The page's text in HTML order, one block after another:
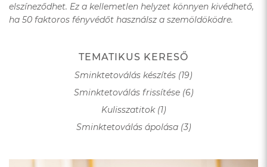
elszíneződhet. Ez a kellemetlen helyzet könnyen kivédhető,
ha 50 faktoros fényvédőt használsz a szemöldöködre.
TEMATIKUS KERESŐ
Sminktetoválás készítés (19)
Sminktetoválás frissítése (6)
Kulisszatitok (1)
Sminktetoválás ápolása (3)